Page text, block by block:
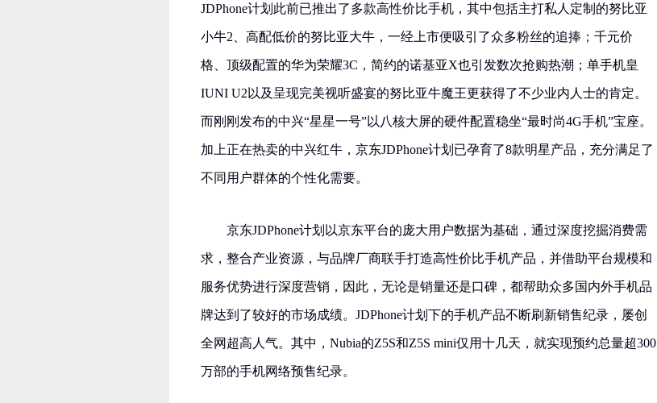
JDPhone计划此前已推出了多款高性价比手机，其中包括主打私人定制的努比亚
小牛2、高配低价的努比亚大牛，一经上市便吸引了众多粉丝的追捧；千元价
格、顶级配置的华为荣耀3C，简约的诺基亚X也引发数次抢购热潮；单手机皇
IUNI U2以及呈现完美视听盛宴的努比亚牛魔王更获得了不少业内人士的肯定。
而刚刚发布的中兴“星星一号”以八核大屏的硬件配置稳坐“最时尚4G手机”宝座。
加上正在热卖的中兴红牛，京东JDPhone计划已孕育了8款明星产品，充分满足了
不同用户群体的个性化需要。
京东JDPhone计划以京东平台的庞大用户数据为基础，通过深度挖掘消费需
求，整合产业资源，与品牌厂商联手打造高性价比手机产品，并借助平台规模和
服务优势进行深度营销，因此，无论是销量还是口碑，都帮助众多国内外手机品
牌达到了较好的市场成绩。JDPhone计划下的手机产品不断刷新销售纪录，屡创
全网超高人气。其中，Nubia的Z5S和Z5S mini仅用十几天，就实现预约总量超300
万部的手机网络预售纪录。